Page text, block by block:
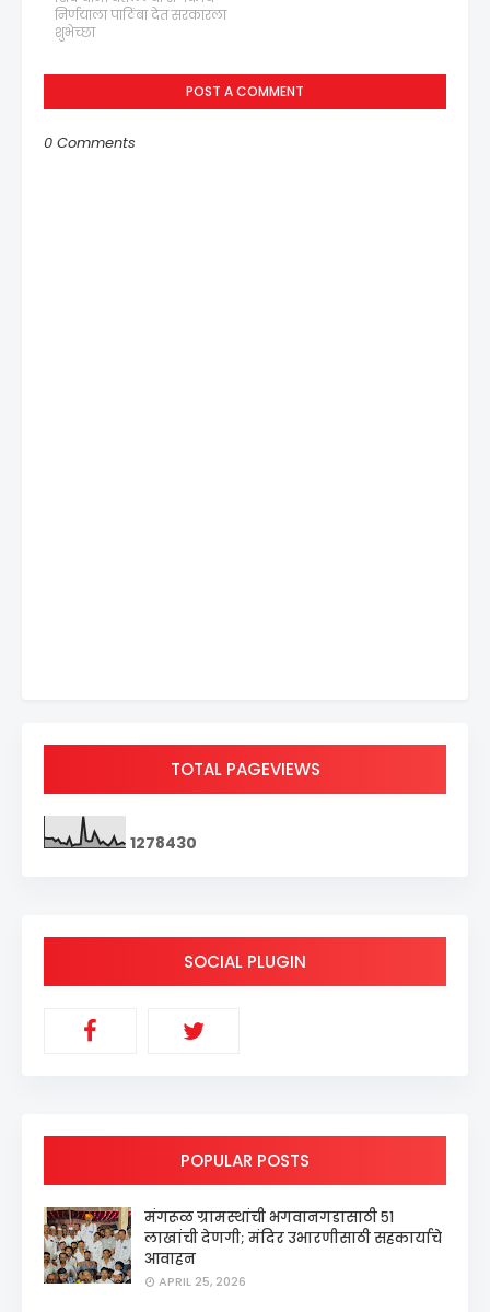
निर्णयाला पाठिंबा देत सरकारला
शुभेच्छा
POST A COMMENT
0 Comments
TOTAL PAGEVIEWS
1278430
SOCIAL PLUGIN
POPULAR POSTS
मंगरूळ ग्रामस्थांची भगवानगडासाठी ५१
लाखांची देणगी; मंदिर उभारणीसाठी सहकार्याचे
आवाहन
APRIL 25, 2026